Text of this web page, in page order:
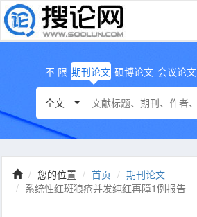
不 限 期刊论文 硕博论文 会议论文
全文
您的位置 首页
期刊论文
系统性红斑狼疮并发纯红再障1例报告